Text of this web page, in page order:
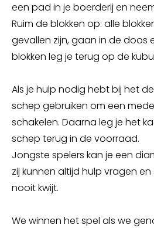
een pad in je boerderij en
Ruim de blokken op: alle
gevallen zijn, gaan in de doos
blokken leg je terug op de
Als je hulp nodig hebt bij het
schep gebruiken om een
schakelen. Daarna leg je het
schep terug in de voorraad.
Jongste spelers kan je een
zij kunnen altijd hulp vragen
nooit kwijt.
We winnen het spel als we